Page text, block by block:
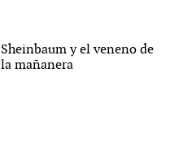
Sheinbaum y el veneno de
la mañanera